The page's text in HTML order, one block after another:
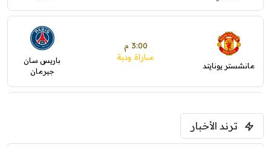
مانشستر يونايتد
3:00 م
مباراة ودية
باريس سان
جيرمان
فرينتسفاروشي
ترند الأخبار